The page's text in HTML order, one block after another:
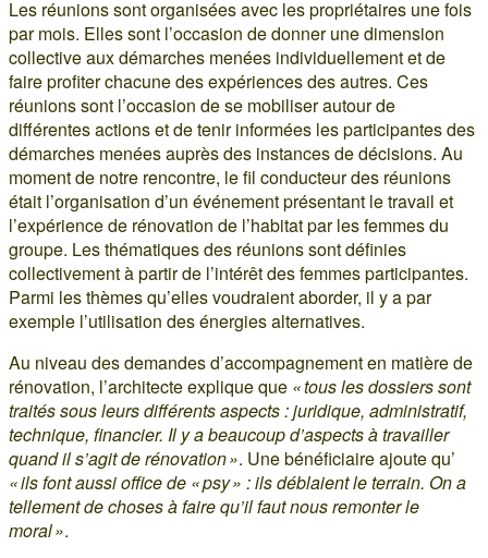
Les réunions sont organisées avec les propriétaires une fois
par mois. Elles sont l’occasion de donner une dimension
collective aux démarches menées individuellement et de
faire profiter chacune des expériences des autres. Ces
réunions sont l’occasion de se mobiliser autour de
différentes actions et de tenir informées les participantes des
démarches menées auprès des instances de décisions. Au
moment de notre rencontre, le fil conducteur des réunions
était l’organisation d’un événement présentant le travail et
l’expérience de rénovation de l’habitat par les femmes du
groupe. Les thématiques des réunions sont définies
collectivement à partir de l’intérêt des femmes participantes.
Parmi les thèmes qu’elles voudraient aborder, il y a par
exemple l’utilisation des énergies alternatives.
Au niveau des demandes d’accompagnement en matière de
rénovation, l’architecte explique que « tous les dossiers sont
traités sous leurs différents aspects : juridique, administratif,
technique, financier. Il y a beaucoup d’aspects à travailler
quand il s’agit de rénovation ». Une bénéficiaire ajoute qu’
« ils font aussi office de « psy » : ils déblaient le terrain. On a
tellement de choses à faire qu’il faut nous remonter le
moral ».